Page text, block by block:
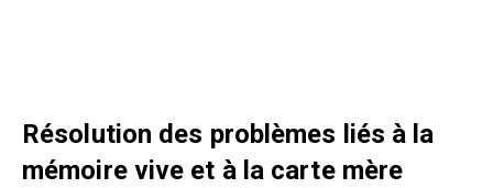
Résolution des problèmes liés à la
mémoire vive et à la carte mère